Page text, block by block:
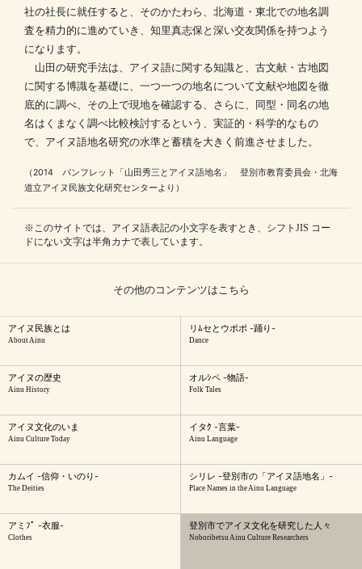
社の社長に就任すると、そのかたわら、北海道・東北での地名調
査を精力的に進めていき、知里真志保と深い交友関係を持つよう
になります。
山田の研究手法は、アイヌ語に関する知識と、古文献・古地図
に関する博識を基礎に、一つ一つの地名について文献や地図を徹
底的に調べ、その上で現地を確認する、さらに、同型・同名の地
名はくまなく調べ比較検討するという、実証的・科学的なもの
で、アイヌ語地名研究の水準と蓄積を大きく前進させました。
（2014 パンフレット「山田秀三とアイヌ語地名」 登別市教育委員会・北海
道立アイヌ民族文化研究センターより）
※このサイトでは、アイヌ語表記の小文字を表すとき、シフトJIS コー
ドにない文字は半角カナで表しています。
その他のコンテンツはこちら
アイヌ民族とは
About Ainu
リﾑセとウポポ -踊り-
Dance
アイヌの歴史
Ainu History
オルｼペ -物語-
Folk Tales
アイヌ文化のいま
Ainu Culture Today
イタｸ -言葉-
Ainu Language
カムイ -信仰・いのり-
The Deities
シリレ -登別市の「アイヌ語地名」-
Place Names in the Ainu Language
アミﾌﾟ -衣服-
Clothes
登別市でアイヌ文化を研究した人々
Noboribetsu Ainu Culture Researchers